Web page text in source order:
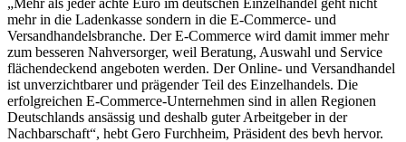
mehr in die Ladenkasse sondern in die E-Commerce- und
Versandhandelsbranche. Der E-Commerce wird damit immer mehr
zum besseren Nahversorger, weil Beratung, Auswahl und Service
flächendeckend angeboten werden. Der Online- und Versandhandel
ist unverzichtbarer und prägender Teil des Einzelhandels. Die
erfolgreichen E-Commerce-Unternehmen sind in allen Regionen
Deutschlands ansässig und deshalb guter Arbeitgeber in der
Nachbarschaft“, hebt Gero Furchheim, Präsident des bevh hervor.